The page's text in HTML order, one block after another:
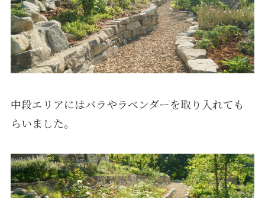
中段エリアにはバラやラベンダーを取り入れても
らいました。